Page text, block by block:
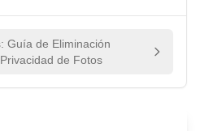
Guía de Eliminación
de Fotos